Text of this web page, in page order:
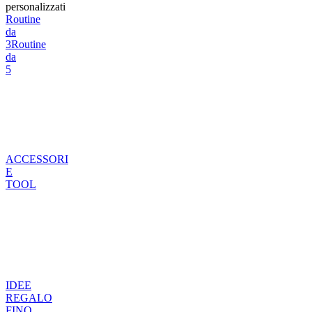
personalizzati
Routine
da
3Routine
da
5
ACCESSORI
E
TOOL
IDEE
REGALO